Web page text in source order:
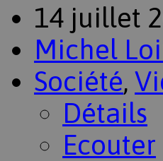
14 juillet
Michel
Société,
Détails
Ecouter